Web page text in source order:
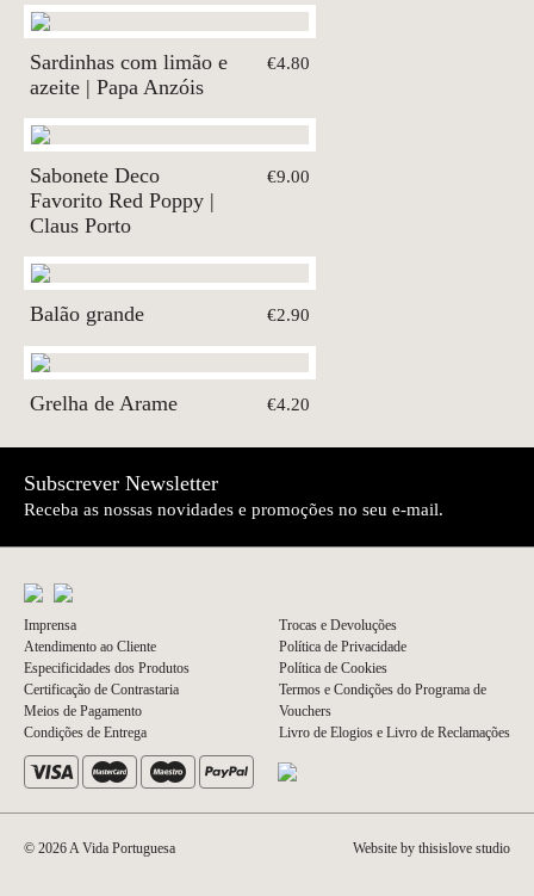
Sardinhas com limão e
azeite | Papa Anzóis
€4.80
Sabonete Deco
Favorito Red Poppy |
Claus Porto
€9.00
Balão grande €2.90
Grelha de Arame €4.20
Subscrever Newsletter
Receba as nossas novidades e promoções no seu e-mail.
Imprensa
Atendimento ao Cliente
Especificidades dos Produtos
Certificação de Contrastaria
Meios de Pagamento
Condições de Entrega
Trocas e Devoluções
Política de Privacidade
Política de Cookies
Termos e Condições do Programa de
Vouchers
Livro de Elogios e Livro de Reclamações
© 2026 A Vida Portuguesa Website by thisislove studio